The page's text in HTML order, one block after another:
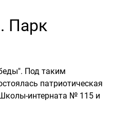
Парк
Под таким
патриотическая
интерната № 115 и